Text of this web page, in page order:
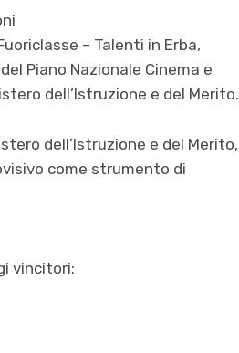
– Talenti in Erba,
Piano Nazionale Cinema e
dell’Istruzione e del Merito.
dell’Istruzione e del Merito,
come strumento di
vincitori: